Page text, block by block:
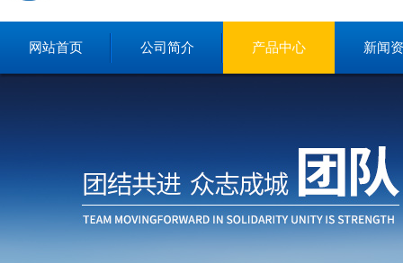
网站首页 公司简介 产品中心 新闻